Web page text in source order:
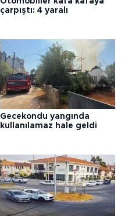
çarpıştı: 4 yaralı
Gecekondu yangında
kullanılamaz hale geldi